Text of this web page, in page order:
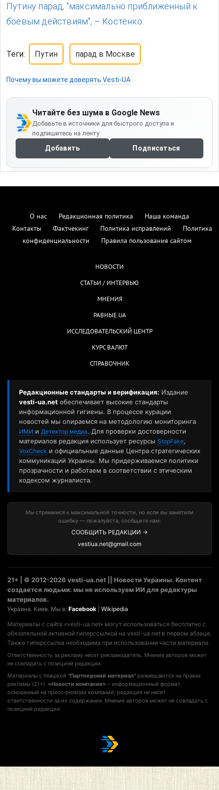
Путину парад, "максимально приближенный к
боевым действиям", – Костенко.
Теги: Путин парад в Москве
Почему вы можете доверять Vesti-UA
Читайте без шума в Google News
Добавьте в источники для быстрого доступа и
подпишитесь на ленту
Добавить Подписаться
О нас Редакционная политика
Наша команда
Контакты
Фактчекинг Политика исправлений
Политика
конфиденциальности
Правила пользования сайтом
НОВОСТИ
СТАТЬИ / ИНТЕРВЬЮ
МНЕНИЯ
РАВНЫЕ.UA
ИССЛЕДОВАТЕЛЬСКИЙ ЦЕНТР
КУРС ВАЛЮТ
СПРАВОЧНИК
Редакционные стандарты и верификация: Издание
vesti-ua.net обеспечивает высокие стандарты
информационной гигиены. В процессе курации
новостей мы опираемся на методологию мониторинга
ИМИ и Детектор медиа. Для проверки достоверности
материалов редакция использует ресурсы StopFake,
VoxCheck и официальные данные Центра стратегических
коммуникаций Украины. Мы придерживаемся политики
прозрачности и работаем в соответствии с этическим
кодексом журналиста.
Мы стремимся к максимальной точности, но если вы заметили
ошибку — пожалуйста, сообщите нам:
СООБЩИТЬ РЕДАКЦИИ →
vestiua.net@gmail.com
21+ | © 2012-2026 vesti-ua.net || Новости Украины. Контент
создается людьми: мы не используем ИИ для редактуры
материалов.
Украина. Киев. Мы в: Facebook Wikipedia
Материалы с сайта «vesti-ua.net» могут использоваться бесплатно с
обязательной активной гиперссылкой на vesti-ua.net в первом абзаце.
Также гиперссылка необходима при использовании части материала.
Ответственность за рекламу несет рекламодатель. Мнение авторов может
не совпадать с позицией редакции.
Материалы с плашкой "Партнерский материал" размещаются на правах
рекламы (21+). «Новости компании» – информационный формат,
основанный на пресс-релизах компаний; редакция не несет
ответственности за их содержание. Мнение авторов может не совпадать с
позицией редакции.